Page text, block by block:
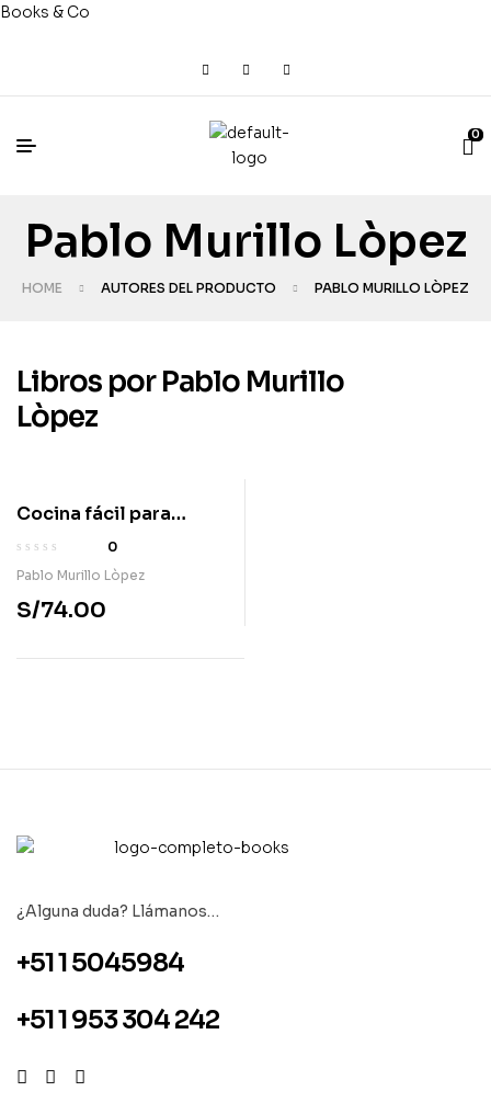
Books & Co
0
Pablo Murillo Lòpez
HOME AUTORES DEL PRODUCTO PABLO MURILLO LÒPEZ
Libros por Pablo Murillo
Lòpez
Cocina fácil para
alérgicos
0
Pablo Murillo Lòpez
S/74.00
¿Alguna duda? Llámanos…
+51 1 5045984
+51 1 953 304 242